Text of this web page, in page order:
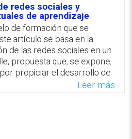
SOBRE
Y FORMACIÓN DEL
redes sociales y
de aprendizaje
de formación que se
artículo se basa en la
de las redes sociales en un
propuesta que, se expone,
propiciar el desarrollo de
informal dentro de un marco
de herramientas sociales y
Leer más